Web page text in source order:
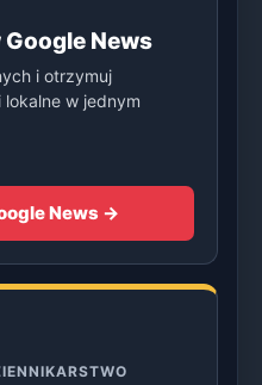
Google News
i otrzymuj
w jednym
News →